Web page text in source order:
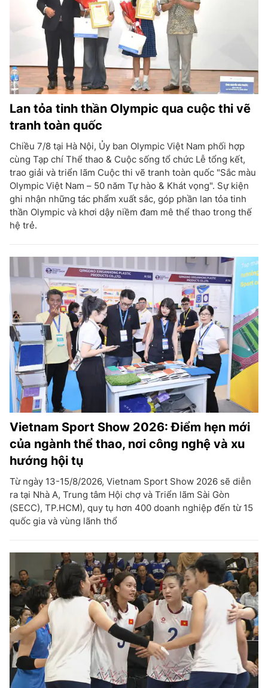
Lan tỏa tinh thần Olympic qua cuộc thi vẽ
tranh toàn quốc
Chiều 7/8 tại Hà Nội, Ủy ban Olympic Việt Nam phối hợp
cùng Tạp chí Thể thao & Cuộc sống tổ chức Lễ tổng kết,
trao giải và triển lãm Cuộc thi vẽ tranh toàn quốc "Sắc màu
Olympic Việt Nam – 50 năm Tự hào & Khát vọng". Sự kiện
ghi nhận những tác phẩm xuất sắc, góp phần lan tỏa tinh
thần Olympic và khơi dậy niềm đam mê thể thao trong thế
hệ trẻ.
Vietnam Sport Show 2026: Điểm hẹn mới
của ngành thể thao, nơi công nghệ và xu
hướng hội tụ
Từ ngày 13-15/8/2026, Vietnam Sport Show 2026 sẽ diễn
ra tại Nhà A, Trung tâm Hội chợ và Triển lãm Sài Gòn
(SECC), TP.HCM), quy tụ hơn 400 doanh nghiệp đến từ 15
quốc gia và vùng lãnh thổ